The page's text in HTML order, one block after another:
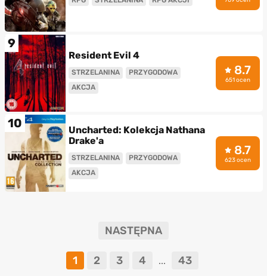
9
Resident Evil 4
STRZELANINA
PRZYGODOWA
AKCJA
8.7
651 ocen
10
Uncharted: Kolekcja Nathana
Drake'a
STRZELANINA
PRZYGODOWA
AKCJA
8.7
623 ocen
NASTĘPNA
1 2 3 4 ... 43